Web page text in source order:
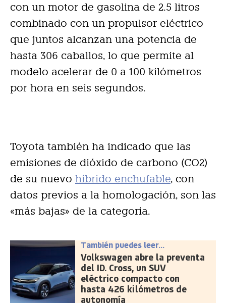
con un motor de gasolina de 2.5 litros
combinado con un propulsor eléctrico
que juntos alcanzan una potencia de
hasta 306 caballos, lo que permite al
modelo acelerar de 0 a 100 kilómetros
por hora en seis segundos.
Toyota también ha indicado que las
emisiones de dióxido de carbono (CO2)
de su nuevo híbrido enchufable, con
datos previos a la homologación, son las
«más bajas» de la categoría.
También puedes leer...
Volkswagen abre la preventa
del ID. Cross, un SUV
eléctrico compacto con
hasta 426 kilómetros de
autonomía